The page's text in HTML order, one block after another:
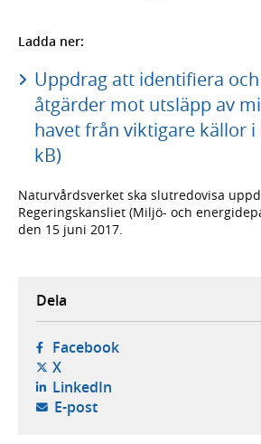
Ladda ner:
Uppdrag att identifiera
åtgärder mot utsläpp av
havet från viktigare källor i
kB)
Naturvårdsverket ska slutredovisa
Regeringskansliet (Miljö- och
den 15 juni 2017.
Dela
Facebook- öppnas i ny flik,
X- öppnas i ny flik, extern
LinkedIn- öppnas i ny flik,
E-post- öppnar din e-